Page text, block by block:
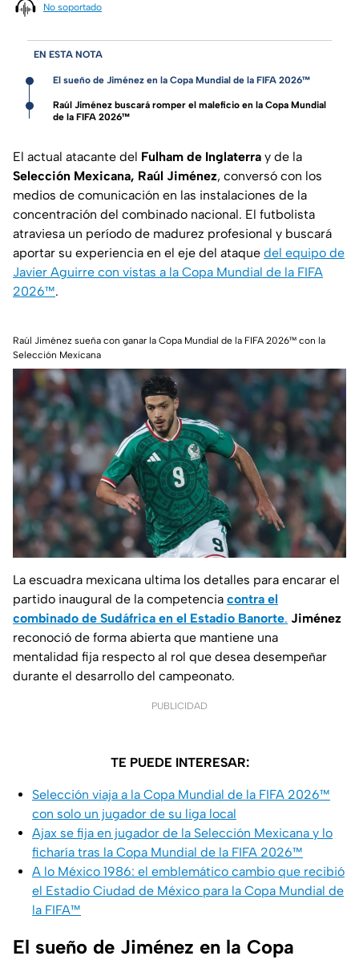
No soportado
EN ESTA NOTA
El sueño de Jiménez en la Copa Mundial de la FIFA 2026™
Raúl Jiménez buscará romper el maleficio en la Copa Mundial
de la FIFA 2026™
El actual atacante del Fulham de Inglaterra y de la
Selección Mexicana, Raúl Jiménez, conversó con los
medios de comunicación en las instalaciones de la
concentración del combinado nacional. El futbolista
atraviesa un período de madurez profesional y buscará
aportar su experiencia en el eje del ataque del equipo de
Javier Aguirre con vistas a la Copa Mundial de la FIFA
2026™.
Raúl Jiménez sueña con ganar la Copa Mundial de la FIFA 2026™ con la
Selección Mexicana
La escuadra mexicana ultima los detalles para encarar el
partido inaugural de la competencia contra el
combinado de Sudáfrica en el Estadio Banorte. Jiménez
reconoció de forma abierta que mantiene una
mentalidad fija respecto al rol que desea desempeñar
durante el desarrollo del campeonato.
PUBLICIDAD
TE PUEDE INTERESAR:
Selección viaja a la Copa Mundial de la FIFA 2026™
con solo un jugador de su liga local
Ajax se fija en jugador de la Selección Mexicana y lo
ficharía tras la Copa Mundial de la FIFA 2026™
A lo México 1986: el emblemático cambio que recibió
el Estadio Ciudad de México para la Copa Mundial de
la FIFA™
El sueño de Jiménez en la Copa